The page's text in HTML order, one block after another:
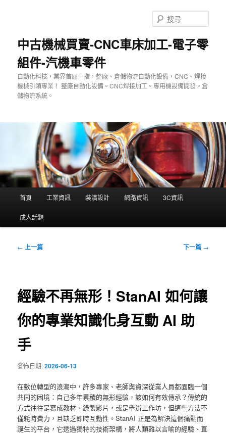
中古機械買賣-CNC車床加工-電子零
組件-汽機車零件
自動化科技，業界首屈一指，整廠、倉儲物流自動化設備，CNC、焊接
機械引領專業！ 整廠自動化設備。CNC焊接加工。專用機設備開發。倉
儲物流系統。
尋
單
首頁 工業資訊 裝潢設計 網路資訊 3C資訊
成人話題
文
← 上一篇 下一篇 →
經驗不再無形！StanAI 如何讓
你的專業知識化身互動 AI 助
手
發佈日期:2026-06-13
在數位轉型的浪潮中，許多專家、老師與資深從業人員都面臨一個
共同的困境：自己多年累積的無形經驗，該如何有效傳承？傳統的
方式往往是寫成教材、錄製影片，或是舉辦工作坊，但這些方法不
僅耗時費力，且缺乏即時互動性。StanAI 正是為解決這個痛點而
誕生的平台，它透過獨特的技術架構，將人類難以言喻的經驗、直